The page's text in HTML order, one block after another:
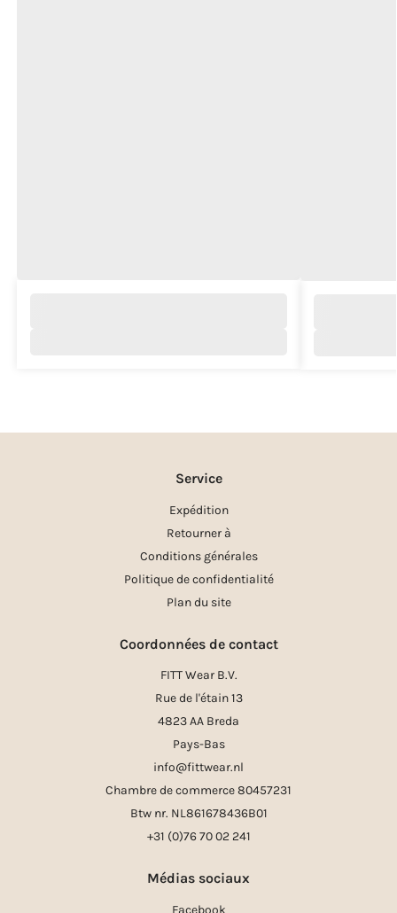
Service
Expédition
Retourner à
Conditions générales
Politique de confidentialité
Plan du site
Coordonnées de contact
FITT Wear B.V.
Rue de l'étain 13
4823 AA Breda
Pays-Bas
info@fittwear.nl
Chambre de commerce 80457231
Btw nr. NL861678436B01
+31 (0)76 70 02 241
Médias sociaux
Facebook